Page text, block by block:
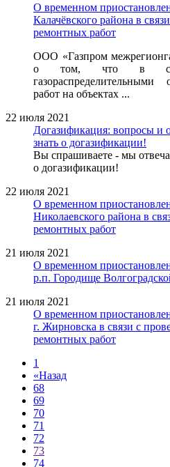
О временном
Калачёвского района в
ремонтных работ
ООО «Газпром
о том, что в
работ на объектах ...
22 июля 2021
Догазификация: вопросы и
знать о догазификации!
Вы спрашиваете - мы
о догазификации!
22 июля 2021
О временном
Николаевского района в
ремонтных работ
21 июля 2021
О временном
р.п. Городище
21 июля 2021
О временном
г. Жирновска в связи с
ремонтных работ
1
«Назад
68
69
70
71
72
73
74